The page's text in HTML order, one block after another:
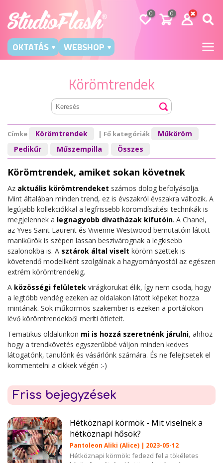
0 0
OKTATÁS WEBSHOP
Körömtrendek
Címke Körömtrendek | Fő kategóriák
Műköröm
Pedikűr
Műszempilla Összes
Körömtrendek, amiket sokan követnek
Az aktuális körömtrendeket számos dolog befolyásolja.
Mint általában minden trend, ez is évszakról évszakra változik. A
legújabb kollekciókkal a legfrissebb körömdíszítési technikák is
megjelennek a legnagyobb divatházak kifutóin. A Chanel,
az Yves Saint Laurent és Vivienne Westwood bemutatóin látott
manikűrök is szépen lassan beszivárognak a legkisebb
szalonokba is. A sztárok által viselt köröm szettek is
követendő modellként szolgálnak a hagyományostól az egészen
extrém körömtrendekig.
A közösségi felületek virágkorukat élik, így nem csoda, hogy
a legtöbb vendég ezeken az oldalakon látott képeket hozza
mintának. Sok műkörmös szakember is ezeken a portálokon
lévő körömtrendekből meríti ötleteit.
Tematikus oldalunkon mi is hozzá szeretnénk járulni, ahhoz
hogy a trendkövetés egyszerűbbé váljon minden kedves
látogatónk, tanulónk és vásárlónk számára. És ne felejtsetek el
kommentelni a cikkek végén :-)
Friss bejegyzések
Hétköznapi körmök - Mit viselnek a
hétköznapi hősök?
Pantoleon Aliki (Alice) | 2023-05-12
Hétköznapi körmök: fedezd fel a tökéletes